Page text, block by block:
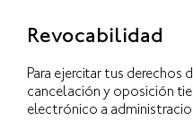
Revocabilidad
Para ejercitar tus derechos
cancelación y oposición
electrónico a